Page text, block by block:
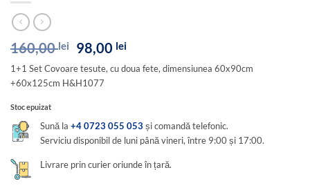
160,00lei
Prețul
inițial
a
fost:
98,00 leiPrețul
curent
este:
1+1 Set Covoare tesute, cu doua fete, dimensiunea 60x90cm
+60x125cm H&H1077
Stoc epuizat
Sună la+4 0723 055 053 și comandă telefonic.
Serviciu disponibil de luni până vineri, între 9:00 și 17:00.
Livrare prin curier oriunde în țară.